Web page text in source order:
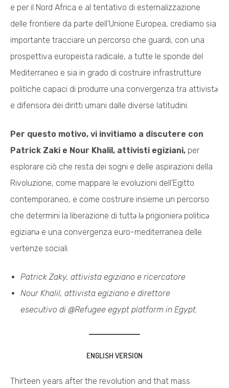
e per il Nord Africa e al tentativo di esternalizzazione
delle frontiere da parte dell’Unione Europea, crediamo sia
importante tracciare un percorso che guardi, con una
prospettiva europeista radicale, a tutte le sponde del
Mediterraneo e sia in grado di costruire infrastrutture
politiche capaci di produrre una convergenza tra attivistə
e difensorə dei diritti umani dalle diverse latitudini.
Per questo motivo, vi invitiamo a discutere con
Patrick Zaki e Nour Khalil, attivisti egiziani, per
esplorare ciò che resta dei sogni e delle aspirazioni della
Rivoluzione, come mappare le evoluzioni dell’Egitto
contemporaneo, e come costruire insieme un percorso
che determini la liberazione di tuttə lə prigionierə politicə
egizianə e una convergenza euro-mediterranea delle
vertenze sociali.
Patrick Zaky, attivista egiziano e ricercatore
Nour Khalil, attivista egiziano e direttore
esecutivo di @Refugee egypt platform in Egypt.
ENGLISH VERSION
Thirteen years after the revolution and that mass